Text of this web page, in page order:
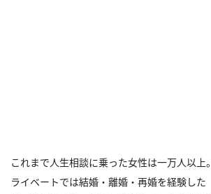
これまで人生相談に乗った女性は一万人以上
ライベートでは結婚・離婚・再婚を経験した